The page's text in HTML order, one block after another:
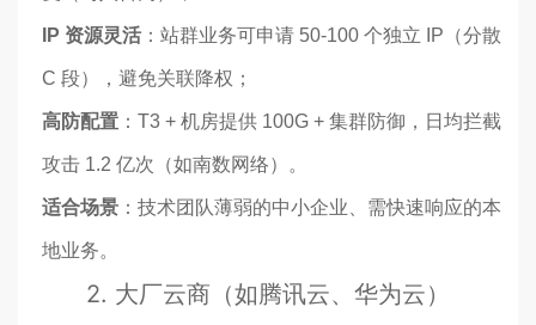
IP 资源灵活 ：站群业务可申请 50-100 个独立 IP（分散
C 段），避免关联降权；
高防配置 ：T3 + 机房提供 100G + 集群防御，日均拦截
攻击 1.2 亿次（如南数网络）。
适合场景 ：技术团队薄弱的中小企业、需快速响应的本
地业务。
2. 大厂云商（如腾讯云、华为云）